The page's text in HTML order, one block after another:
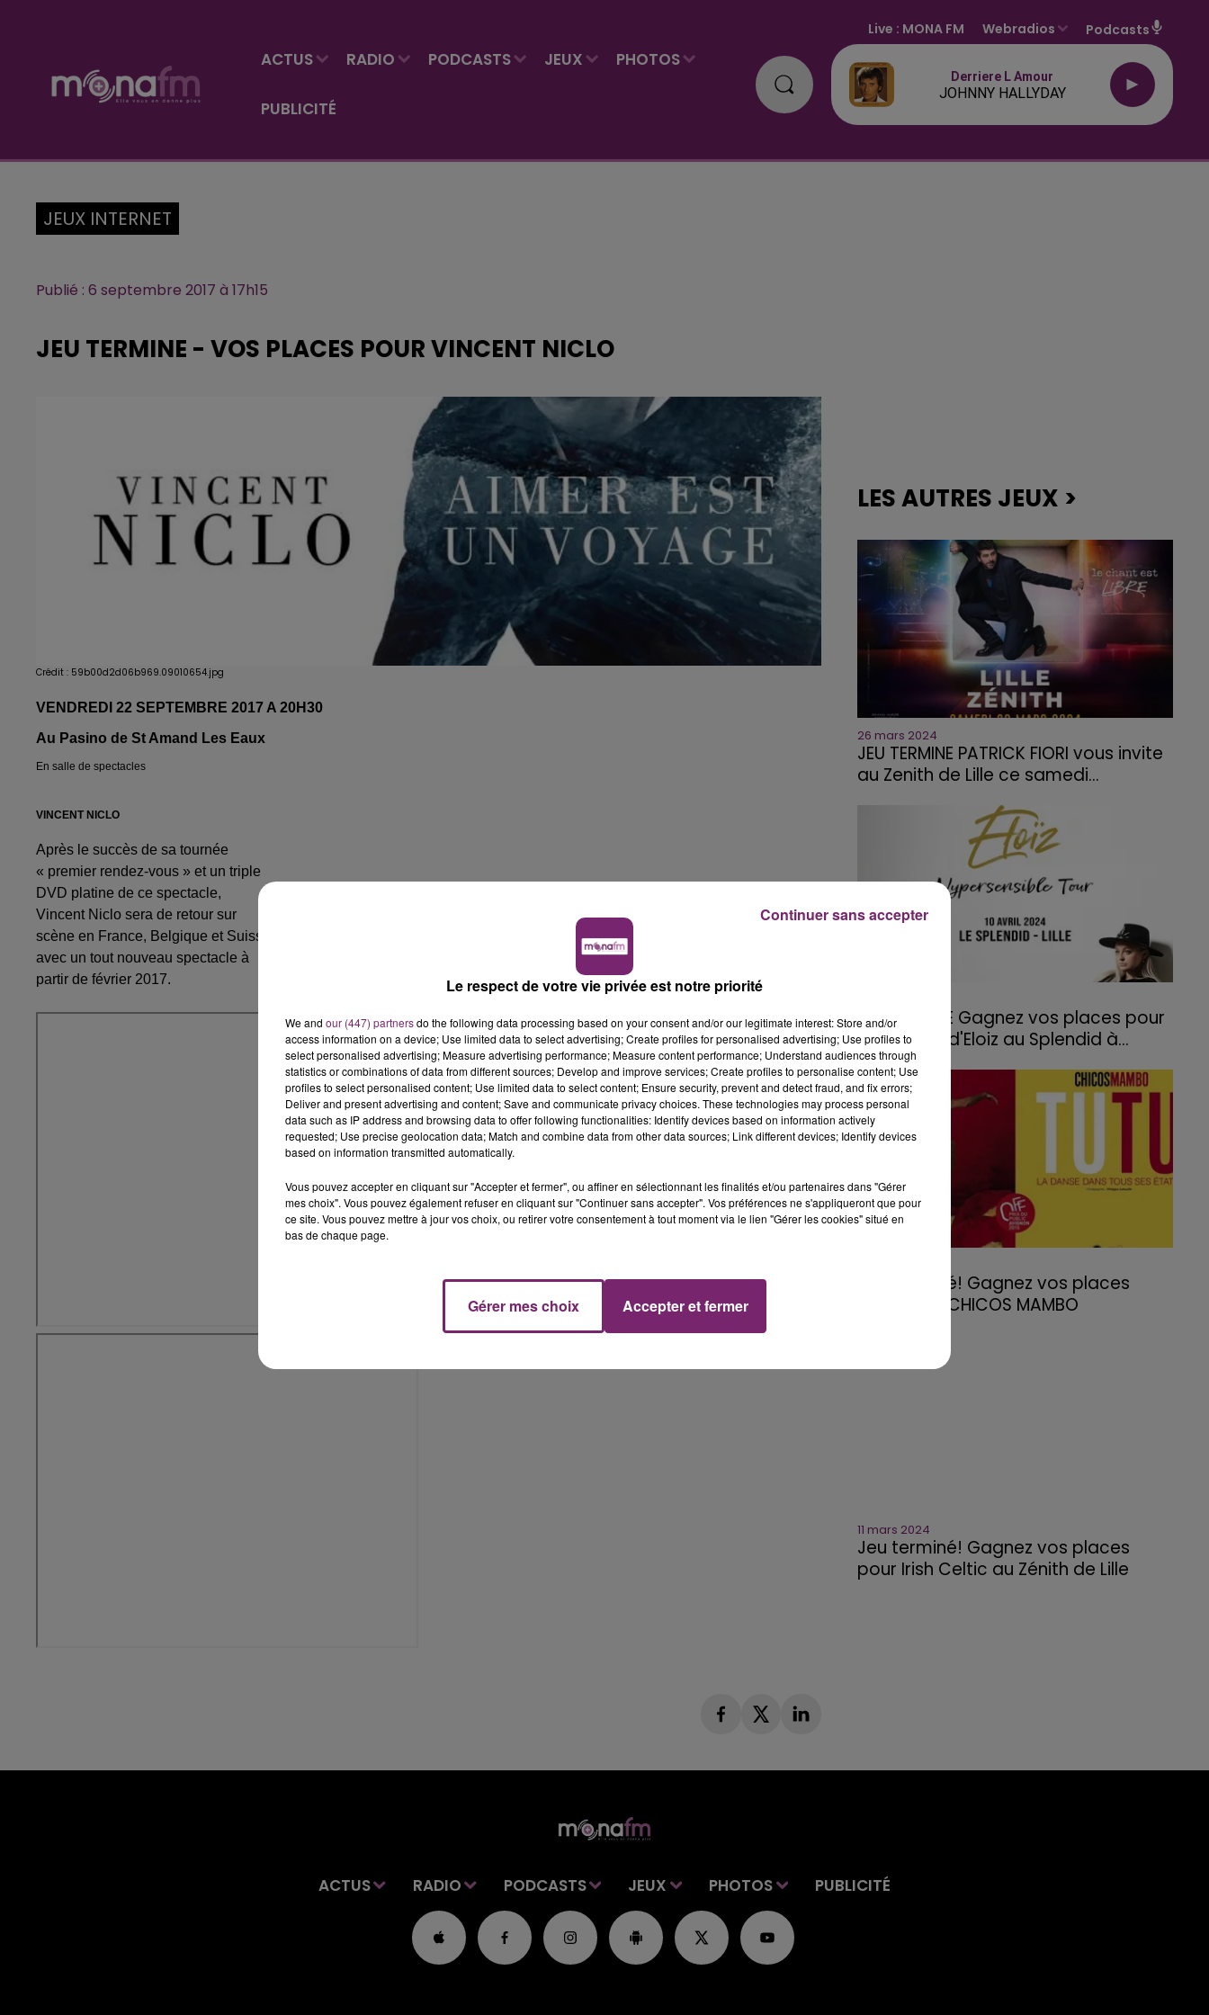
ACTUS RADIO PODCASTS JEUX PHOTOS
PUBLICITÉ
Live : MONA FM Webradios Podcasts
Derriere L Amour
JOHNNY HALLYDAY
JEUX INTERNET
Publié : 6 septembre 2017 à 17h15
JEU TERMINE - VOS PLACES POUR VINCENT NICLO
Crédit : 59b00d2d06b969.09010654.jpg
VENDREDI 22 SEPTEMBRE 2017 A 20H30
Au Pasino de St Amand Les Eaux
En salle de spectacles
VINCENT NICLO
Après le succès de sa tournée
« premier rendez-vous » et un triple
DVD platine de ce spectacle,
Vincent Niclo sera de retour sur
scène en France, Belgique et Suisse
avec un tout nouveau spectacle à
partir de février 2017.
LES AUTRES JEUX >
26 mars 2024
JEU TERMINE PATRICK FIORI vous invite
au Zenith de Lille ce samedi...
JEU TERMINE Gagnez vos places pour
le concert d'Eloiz au Splendid à...
Jeu terminé! Gagnez vos places
pour TUTU CHICOS MAMBO
11 mars 2024
Jeu terminé! Gagnez vos places
pour Irish Celtic au Zénith de Lille
ACTUS RADIO PODCASTS JEUX PHOTOS PUBLICITÉ
Le respect de votre vie privée est notre priorité
We and our (447) partnersdo the following data processing based on your consent and/or our legitimate interest: Store and/or
access information on a device; Use limited data to select advertising; Create profiles for personalised advertising; Use profiles to
select personalised advertising; Measure advertising performance; Measure content performance; Understand audiences through
statistics or combinations of data from different sources; Develop and improve services; Create profiles to personalise content; Use
profiles to select personalised content; Use limited data to select content; Ensure security, prevent and detect fraud, and fix errors;
Deliver and present advertising and content; Save and communicate privacy choices. These technologies may process personal
data such as IP address and browsing data to offer following functionalities: Identify devices based on information actively
requested; Use precise geolocation data; Match and combine data from other data sources; Link different devices; Identify devices
based on information transmitted automatically.
Vous pouvez accepter en cliquant sur "Accepter et fermer", ou affiner en sélectionnant les finalités et/ou partenaires dans "Gérer
mes choix". Vous pouvez également refuser en cliquant sur "Continuer sans accepter". Vos préférences ne s'appliqueront que pour
ce site. Vous pouvez mettre à jour vos choix, ou retirer votre consentement à tout moment via le lien "Gérer les cookies" situé en
bas de chaque page.
Gérer mes choix Accepter et fermer
Continuer sans accepter